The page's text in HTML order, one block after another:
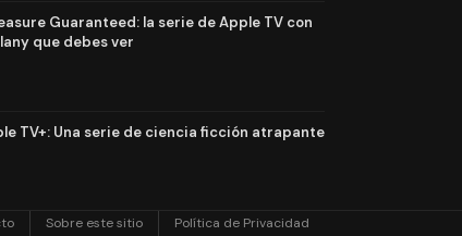
Guaranteed: la serie de Apple TV con
que debes ver
TV+: Una serie de ciencia ficción atrapante
Sobre este sitio Política de Privacidad